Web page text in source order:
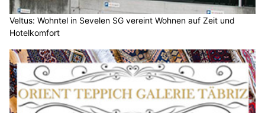
Veltus: Wohntel in Sevelen SG vereint Wohnen auf Zeit und
Hotelkomfort